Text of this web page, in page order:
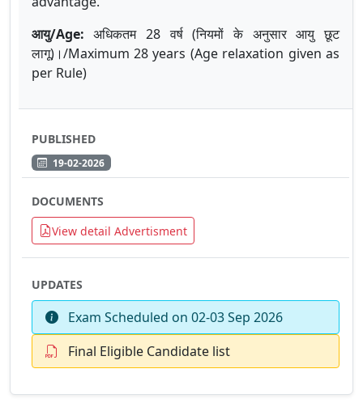
आयु/Age:अधिकतम28वर्ष(नियमों के अनुसार आयु छूट
लागू)।/Maximum 28 years (Age relaxation given as
per Rule)
PUBLISHED
19-02-2026
DOCUMENTS
View detail Advertisment
UPDATES
Exam Scheduled on 02-03 Sep 2026
Final Eligible Candidate list